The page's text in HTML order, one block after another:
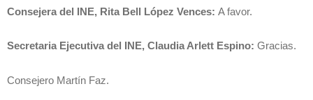
Consejera del INE, Rita Bell López Vences: A favor.
Secretaria Ejecutiva del INE, Claudia Arlett Espino: Gracias.
Consejero Martín Faz.